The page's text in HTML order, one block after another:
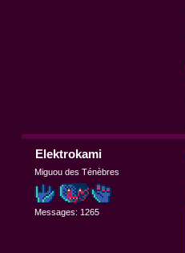
Elektrokami
Miguou des Ténèbres
Messages: 1265